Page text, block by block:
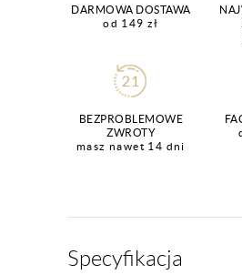
DARMOWA DOSTAWA
od 149 zł
BEZPROBLEMOWE
ZWROTY
masz nawet 14 dni
Specyfikacja